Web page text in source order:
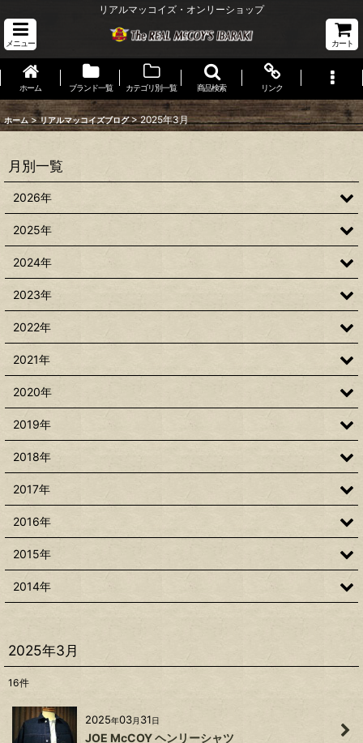
リアルマッコイズ・オンリーショップ
メニュー カート
ホーム ブランド一覧 カテゴリ別一覧 商品検索 リンク
ホーム > リアルマッコイズブログ > 2025年3月
2025年3月
16件
2025年03月 31日
JOE McCOY ヘンリーシャツ
月別一覧
2026年
2025年
2024年
2023年
2022年
2021年
2020年
2019年
2018年
2017年
2016年
2015年
2014年